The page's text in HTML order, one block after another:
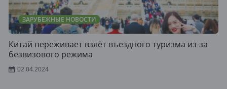
ЗАРУБЕЖНЫЕ НОВОСТИ
Китай переживает взлёт въездного туризма из-за
безвизового режима
02.04.2024